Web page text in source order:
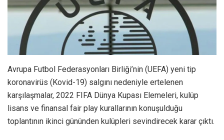
Avrupa Futbol Federasyonları Birliği’nin (UEFA) yeni tip
koronavirüs (Kovid-19) salgını nedeniyle ertelenen
karşılaşmalar, 2022 FIFA Dünya Kupası Elemeleri, kulüp
lisans ve finansal fair play kurallarının konuşulduğu
toplantının ikinci gününden kulüpleri sevindirecek karar çıktı.